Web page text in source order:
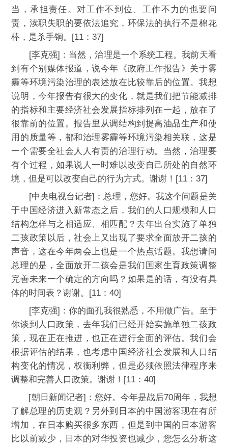
当，承担责任。对工作不到位、工作不力的也要问
责，渎职失职的要依法追究，环保法的执行不是棉花
棒，是杀手锏。[11：37]
[李克强]：当然，治理是一个系统工程。我前天看
到有个别媒体报道，说今年《政府工作报告》关于雾
霾等环境污染治理的表述放在比较靠后的位置。我想
说明，今年报告有很大的变化，就是我们把节能减排
的指标和主要经济社会发展指标排列在一起，放在了
很靠前的位置。报告里从调结构到提高油品生产和使
用的质量等，都和治理雾霾等环境污染相关联，这是
一个需要全社会人人有责的治理行动。当然，治理要
有个过程，如果说人一时难以改变自己所处的自然环
境，但是可以改变自己的行为方式。谢谢！[11：37]
[中央电视台记者]：总理，您好。我这个问题是关
于中国经济进入新常态之后，我们的人口规模和人口
结构怎样与之相适应、相匹配？去年出台实施了单独
二孩政策以后，社会上又出现了要求全面放开二孩的
声音，这在今年两会上也是一个热点话题。我想请问
总理的是，全面放开二孩会是我们国家生育政策调整
完善未来一个确定的方向吗？如果是的话，有没有具
体的时间表？谢谢。[11：40]
[李克强]：你的面孔我很熟悉，不用做广告。至于
你谈到人口政策，去年我们已经开始实施单独二孩政
策，现在正在推进，也正在进行全面的评估。我们会
根据评估的结果，也考虑中国经济社会发展和人口结
构变化的情况，权衡利弊，但是必须依照法律程序来
调整和完善人口政策。谢谢！[11：40]
[朝日新闻记者]：您好。今年是战后70周年，我想
了解总理的历史观？另外到日本的中国游客现在有所
增加，在日本购买很多东西，但是到中国的日本游客
比以前减少，日本的对华投资也减少，您怎么分析这